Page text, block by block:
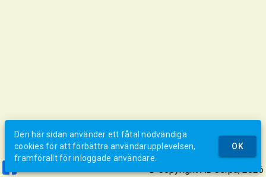
© Copyright AB Jerpa, 2026
Den här sidan använder ett fåtal nödvändiga
cookies för att förbättra användarupplevelsen,
framförallt för inloggade användare.
OK